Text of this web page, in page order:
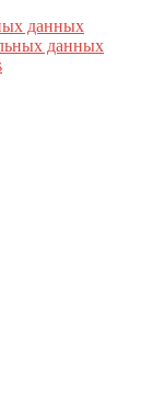
данных
данных